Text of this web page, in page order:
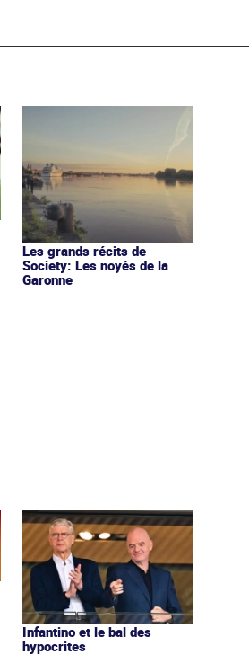
Les grands récits de
Society: Les noyés de la
Garonne
Infantino et le bal des
hypocrites